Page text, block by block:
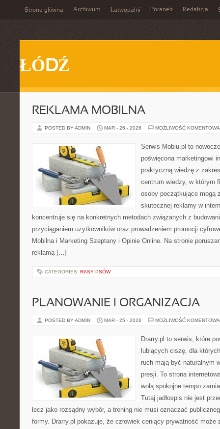
Strona główna Archiwum Łatwopalni Poranek Redakcja
ŁÓDŹ
REKLAMA MOBILNA
POSTED BY ADMIN MAR - 26 - 2026 MOŻLIWOŚĆ
Serwis Mobiu.pl to
poświęcona marketingowi
praktyczną wiedzę z
centrum wiedzy, w którym
osoby początkujące mogą
skutecznej reklamy w
koncentruje się na konkretnych metodach związanych z
przyciąganiem użytkowników oraz prowadzeniem promocji
Mobilna i Marketing Szeptany i Opinie Online. Na stronie
reklamą […]
CATEGORIES: RASY PSÓW
PLANOWANIE I ORGANIZACJA
POSTED BY ADMIN MAR - 25 - 2026 MOŻLIWOŚĆ
Drarry.pl to serwis, które
lubiących ciszę, dla
ruch mają być naturalnym
presji. To strona
wolą spokojne tempo
Tutaj jadłospis nie jest
lecz jako rozsądny wybór, a trening nie musi oznaczać
formy. Drarry.pl pokazuje, że człowiek ceniący prywatność może